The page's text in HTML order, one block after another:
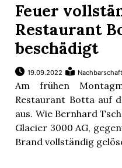
Feuer
Restaurant
beschädigt
19.09.2022 Nachbarschaft
Am frühen
Restaurant Botta auf
aus. Wie Bernhard
Glacier 3000 AG,
Brand vollständig